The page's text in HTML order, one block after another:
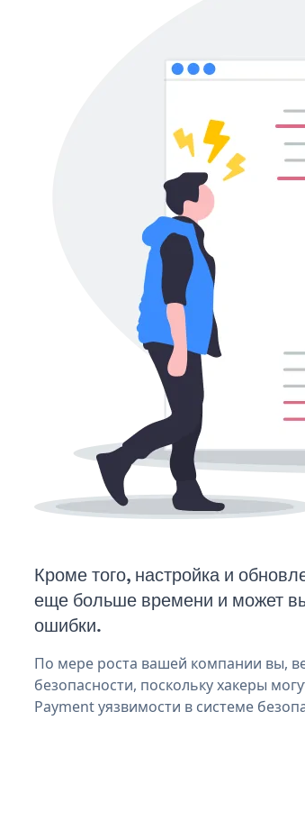
Кроме того, настройка и
еще больше времени и может
ошибки.
По мере роста вашей компании вы,
безопасности, поскольку хакеры
Payment уязвимости в системе